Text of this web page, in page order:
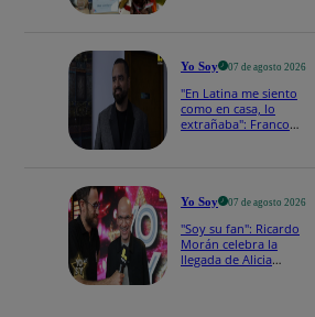
Yo Soy 07 de agosto 2026
"En Latina me siento
como en casa, lo
extrañaba": Franco
Yo Soy 07 de agosto 2026
"Soy su fan": Ricardo
Morán celebra la
llegada de Alicia